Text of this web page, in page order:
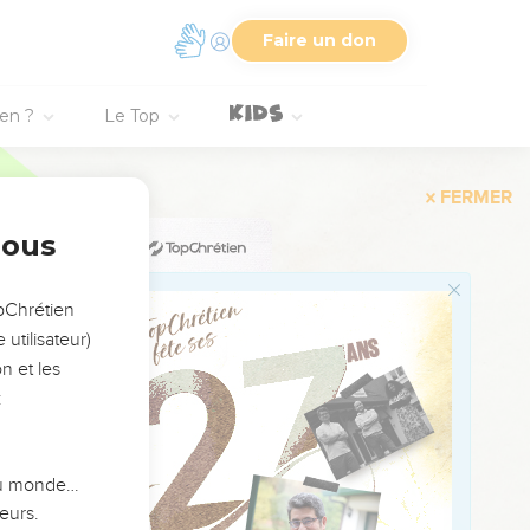
Faire un don
? Le Top
suit le droit chemin.
des morts qui est
à ses yeux.
vivra.
des méchancetés.
utilisateur)
et les
monde…